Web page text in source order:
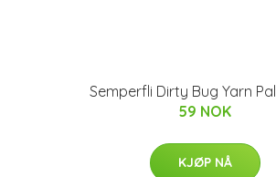
Semperfli Dirty Bug Yarn
59 NOK
KJØP NÅ